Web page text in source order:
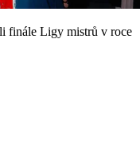
finále Ligy mistrů v roce